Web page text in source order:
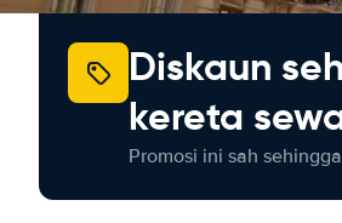
Diskaun
kereta
Promosi ini sah